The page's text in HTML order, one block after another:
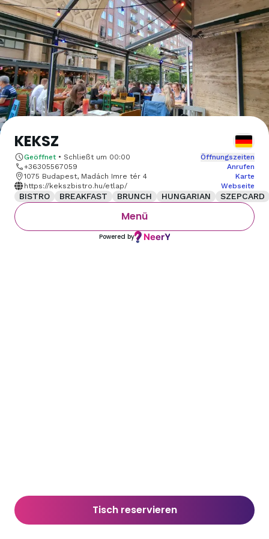
KEKSZ
Geöffnet• Schließt um 00:00
Öffnungszeiten
+36305567059
Anrufen
1075 Budapest, Madách Imre tér 4
Karte
https://kekszbistro.hu/etlap/
Webseite
BISTRO BREAKFAST BRUNCH HUNGARIAN SZEPCARD
Menü
Powered by
Tisch reservieren